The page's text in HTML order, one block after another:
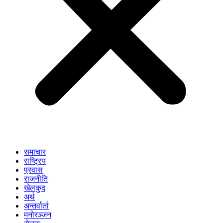
समाचार
राष्ट्रिय
प्रवास
राजनीति
खेलकुद
अर्थ
अन्तर्वार्ता
मनोरञ्जन